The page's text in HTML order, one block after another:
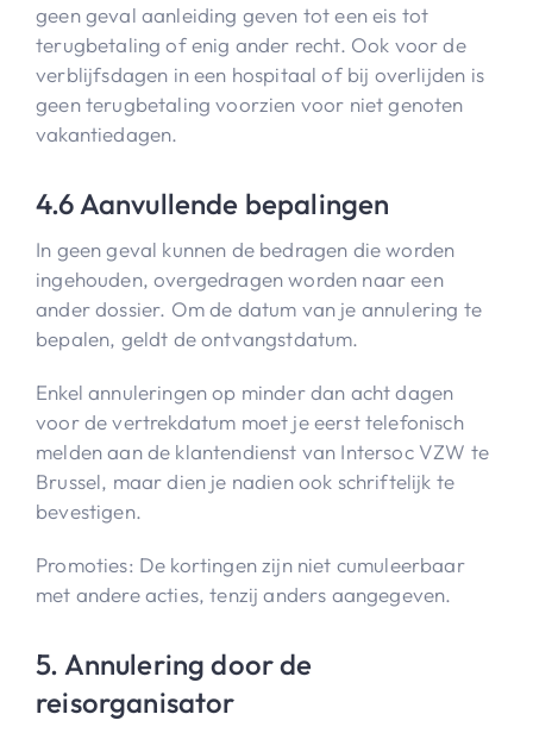
geen geval aanleiding geven tot een eis tot
terugbetaling of enig ander recht. Ook voor de
verblijfsdagen in een hospitaal of bij overlijden is
geen terugbetaling voorzien voor niet genoten
vakantiedagen.
4.6 Aanvullende bepalingen
In geen geval kunnen de bedragen die worden
ingehouden, overgedragen worden naar een
ander dossier. Om de datum van je annulering te
bepalen, geldt de ontvangstdatum.
Enkel annuleringen op minder dan acht dagen
voor de vertrekdatum moet je eerst telefonisch
melden aan de klantendienst van Intersoc VZW te
Brussel, maar dien je nadien ook schriftelijk te
bevestigen.
Promoties: De kortingen zijn niet cumuleerbaar
met andere acties, tenzij anders aangegeven.
5. Annulering door de
reisorganisator